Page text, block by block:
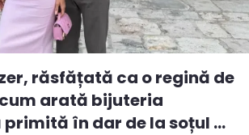
răsfățată ca o regină de
arată bijuteria
în dar de la soțul ...